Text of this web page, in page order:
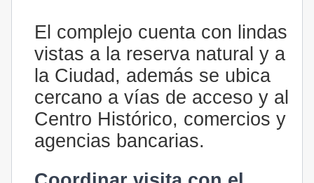
El complejo cuenta con lindas
vistas a la reserva natural y a
la Ciudad, además se ubica
cercano a vías de acceso y al
Centro Histórico, comercios y
agencias bancarias.